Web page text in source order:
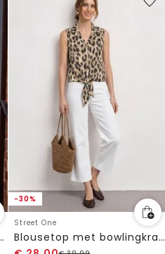
en borduursel
-30%
Street One
Blousetop met bowlingkraag en knoop